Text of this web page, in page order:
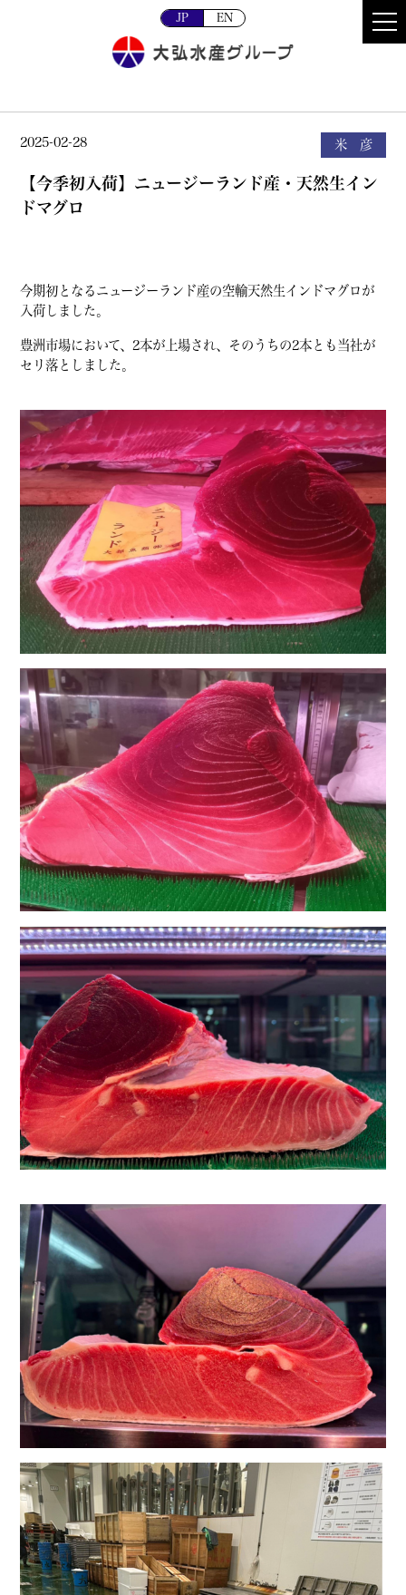
JP EN
2025-02-28 米 彦
【今季初入荷】ニュージーランド産・天然生イン
ドマグロ
今期初となるニュージーランド産の空輸天然生インドマグロが
入荷しました。
豊洲市場において、2本が上場され、そのうちの2本とも当社が
セリ落としました。